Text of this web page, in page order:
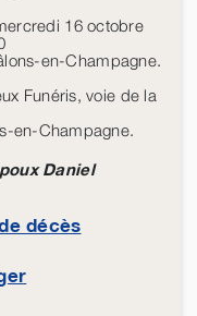
16 octobre
en-Champagne.
Funéris, voie de la
en-Champagne.
Daniel
décès